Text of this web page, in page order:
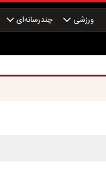
ورزشی چندرسانه‌ای